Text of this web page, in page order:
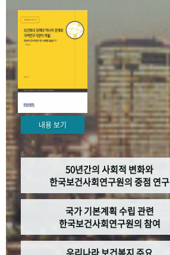
성과 50선 숫자로 보는 50년
세계와 함께 한 KIHASA
VR 역사관
내용 보기
50년간의 사회적 변화와
한국보건사회연구원의 중점 연구
국가 기본계획 수립 관련
한국보건사회연구원의 참여